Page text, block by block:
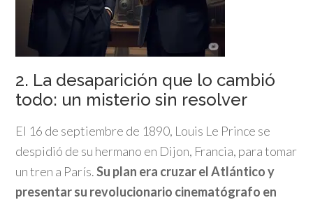
2. La desaparición que lo cambió
todo: un misterio sin resolver
El 16 de septiembre de 1890, Louis Le Prince se
despidió de su hermano en Dijon, Francia, para tomar
un tren a París.Su plan era cruzar el Atlántico y
presentar su revolucionario cinematógrafo en